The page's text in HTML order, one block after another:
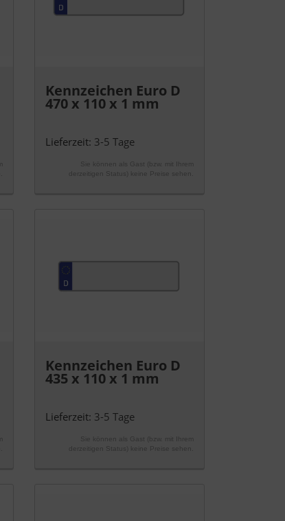
Kennzeichen Euro D
470 x 110 x 1 mm
Lieferzeit: 3-5 Tage
Sie können als Gast (bzw. mit Ihrem
derzeitigen Status) keine Preise sehen.
Kennzeichen Euro D
435 x 110 x 1 mm
Lieferzeit: 3-5 Tage
Sie können als Gast (bzw. mit Ihrem
derzeitigen Status) keine Preise sehen.